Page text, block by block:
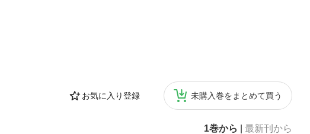
お気に入り登録 未購入巻をまとめて買う
1巻から 最新刊から